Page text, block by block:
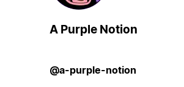
A Purple Notion
@a-purple-notion